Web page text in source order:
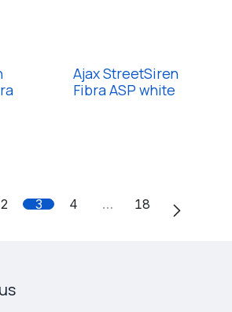
Ajax StreetSiren
Fibra ASP white
2 3 4 … 18